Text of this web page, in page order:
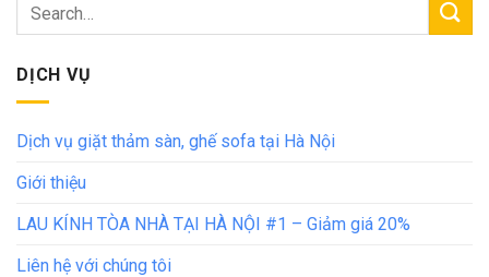
DỊCH VỤ
Dịch vụ giặt thảm sàn, ghế sofa tại Hà Nội
Giới thiệu
LAU KÍNH TÒA NHÀ TẠI HÀ NỘI #1 – Giảm giá 20%
Liên hệ với chúng tôi